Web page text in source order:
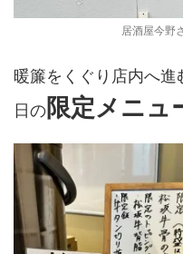
居酒屋今野
暖簾をくぐり店内へ進
日の限定メニュ